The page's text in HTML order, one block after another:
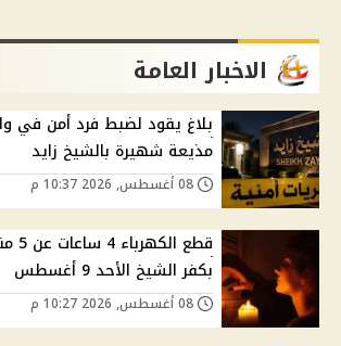
الاخبار العامة
بلاغ يقود لضبط فرد أمن في
مذيعة شهيرة بالشيخ زايد
بكفر الشيخ الأحد 9 أغسطس